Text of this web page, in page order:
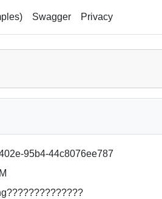
Swagger Privacy
95b4-44c8076ee787